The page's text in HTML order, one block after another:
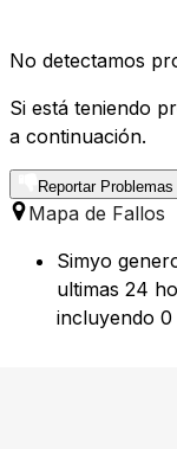
No detectamos
Si está teniendo
a continuación.
Reportar Problemas
Mapa de Fallos
Simyo
ultimas 24
incluyendo